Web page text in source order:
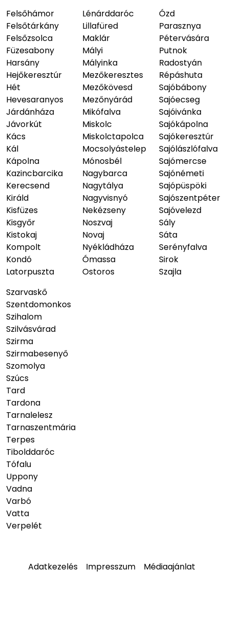
Felsőhámor
Felsőtárkány
Felsőzsolca
Füzesabony
Harsány
Hejőkeresztúr
Hét
Hevesaranyos
Járdánháza
Jávorkút
Kács
Kál
Kápolna
Kazincbarcika
Kerecsend
Királd
Kisfüzes
Kisgyőr
Kistokaj
Kompolt
Kondó
Latorpuszta
Lénárddaróc
Lillafüred
Maklár
Mályi
Mályinka
Mezőkeresztes
Mezőkövesd
Mezőnyárád
Mikófalva
Miskolc
Miskolctapolca
Mocsolyástelep
Mónosbél
Nagybarca
Nagytálya
Nagyvisnyó
Nekézseny
Noszvaj
Novaj
Nyékládháza
Ómassa
Ostoros
Ózd
Parasznya
Pétervására
Putnok
Radostyán
Répáshuta
Sajóbábony
Sajóecseg
Sajóivánka
Sajókápolna
Sajókeresztúr
Sajólászlófalva
Sajómercse
Sajónémeti
Sajópüspöki
Sajószentpéter
Sajóvelezd
Sály
Sáta
Serényfalva
Sirok
Szajla
Szarvaskő
Szentdomonkos
Szihalom
Szilvásvárad
Szirma
Szirmabesenyő
Szomolya
Szúcs
Tard
Tardona
Tarnalelesz
Tarnaszentmária
Terpes
Tibolddaróc
Tófalu
Uppony
Vadna
Varbó
Vatta
Verpelét
Adatkezelés Impresszum Médiaajánlat